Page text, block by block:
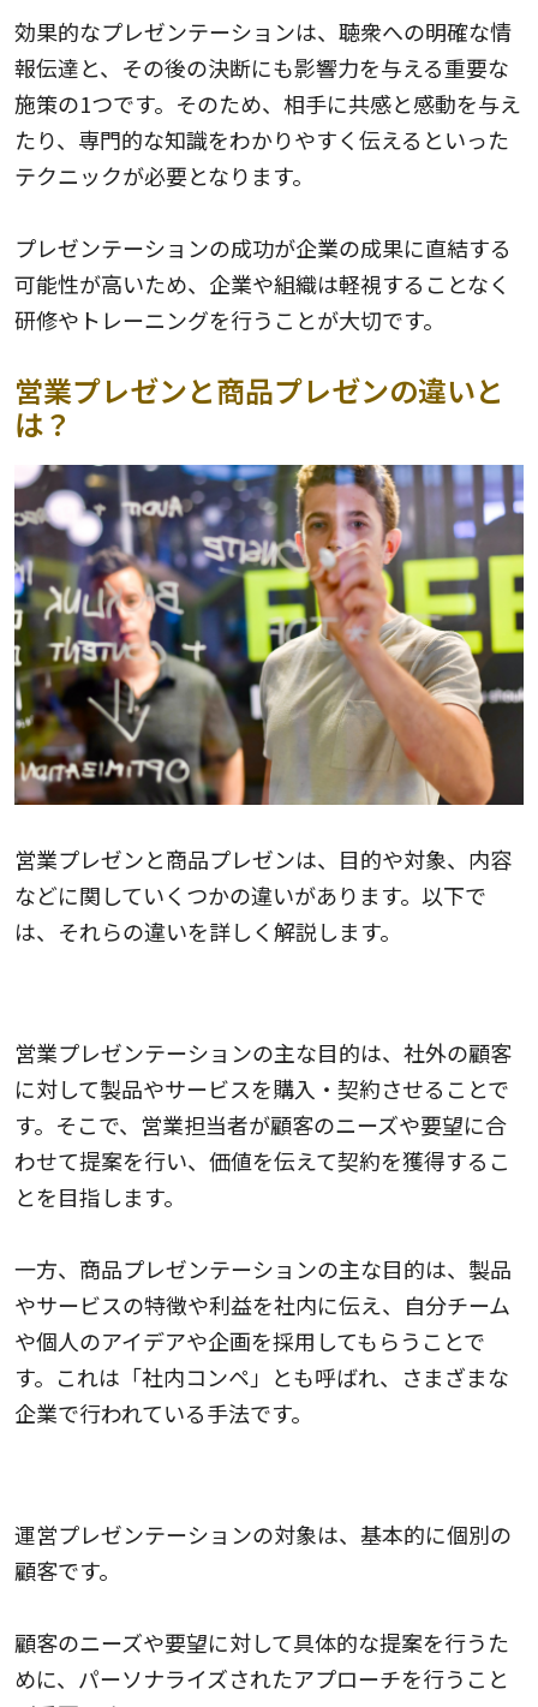
効果的なプレゼンテーションは、聴衆への明確な情
報伝達と、その後の決断にも影響力を与える重要な
施策の1つです。そのため、相手に共感と感動を与え
たり、専門的な知識をわかりやすく伝えるといった
テクニックが必要となります。
プレゼンテーションの成功が企業の成果に直結する
可能性が高いため、企業や組織は軽視することなく
研修やトレーニングを行うことが大切です。
営業プレゼンと商品プレゼンの違いと
は？
営業プレゼンと商品プレゼンは、目的や対象、内容
などに関していくつかの違いがあります。以下で
は、それらの違いを詳しく解説します。
営業プレゼンテーションの主な目的は、社外の顧客
に対して製品やサービスを購入・契約させることで
す。そこで、営業担当者が顧客のニーズや要望に合
わせて提案を行い、価値を伝えて契約を獲得するこ
とを目指します。
一方、商品プレゼンテーションの主な目的は、製品
やサービスの特徴や利益を社内に伝え、自分チーム
や個人のアイデアや企画を採用してもらうことで
す。これは「社内コンペ」とも呼ばれ、さまざまな
企業で行われている手法です。
運営プレゼンテーションの対象は、基本的に個別の
顧客です。
顧客のニーズや要望に対して具体的な提案を行うた
めに、パーソナライズされたアプローチを行うこと